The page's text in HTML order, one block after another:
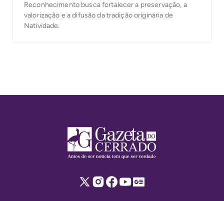
Reconhecimento busca fortalecer a preservação, a
valorização e a difusão da tradição originária de
Natividade.